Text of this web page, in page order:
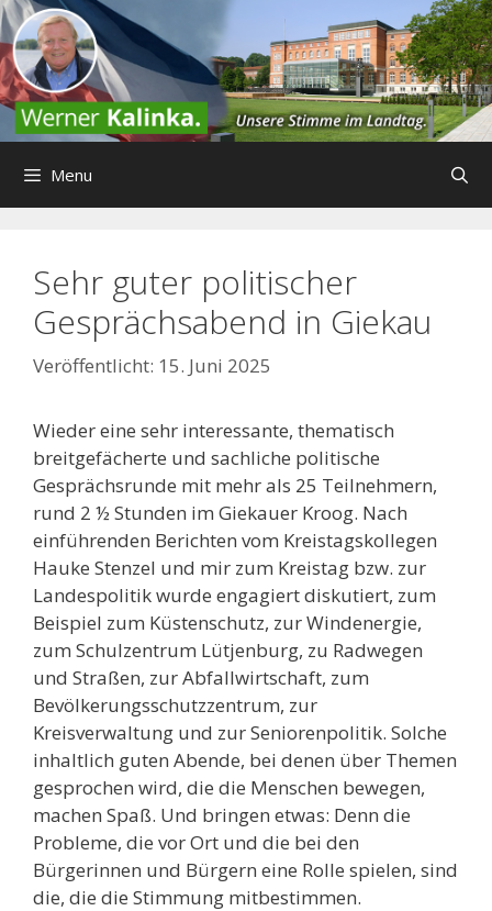
Zum
Inhalt
springen
Menu
Sehr guter politischer
Gesprächsabend in Giekau
15. Juni 2025
Wieder eine sehr interessante, thematisch
breitgefächerte und sachliche politische
Gesprächsrunde mit mehr als 25 Teilnehmern,
rund 2 ½ Stunden im Giekauer Kroog. Nach
einführenden Berichten vom Kreistagskollegen
Hauke Stenzel und mir zum Kreistag bzw. zur
Landespolitik wurde engagiert diskutiert, zum
Beispiel zum Küstenschutz, zur Windenergie,
zum Schulzentrum Lütjenburg, zu Radwegen
und Straßen, zur Abfallwirtschaft, zum
Bevölkerungsschutzzentrum, zur
Kreisverwaltung und zur Seniorenpolitik. Solche
inhaltlich guten Abende, bei denen über Themen
gesprochen wird, die die Menschen bewegen,
machen Spaß. Und bringen etwas: Denn die
Probleme, die vor Ort und die bei den
Bürgerinnen und Bürgern eine Rolle spielen, sind
die, die die Stimmung mitbestimmen.